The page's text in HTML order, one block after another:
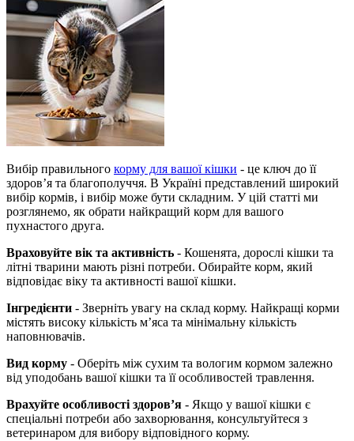
Вибір правильного корму для вашої кішки - це ключ до її
здоров’я та благополуччя. В Україні представлений широкий
вибір кормів, і вибір може бути складним. У цій статті ми
розглянемо, як обрати найкращий корм для вашого
пухнастого друга.
Враховуйте вік та активність - Кошенята, дорослі кішки та
літні тварини мають різні потреби. Обирайте корм, який
відповідає віку та активності вашої кішки.
Інгредієнти - Зверніть увагу на склад корму. Найкращі корми
містять високу кількість м’яса та мінімальну кількість
наповнювачів.
Вид корму - Оберіть між сухим та вологим кормом залежно
від уподобань вашої кішки та її особливостей травлення.
Врахуйте особливості здоров’я - Якщо у вашої кішки є
спеціальні потреби або захворювання, консультуйтеся з
ветеринаром для вибору відповідного корму.